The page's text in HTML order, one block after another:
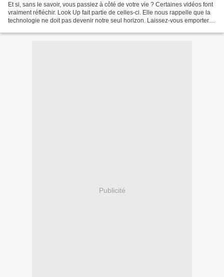
Et si, sans le savoir, vous passiez à côté de votre vie ? Certaines vidéos font
vraiment réfléchir. Look Up fait partie de celles-ci. Elle nous rappelle que la
technologie ne doit pas devenir notre seul horizon. Laissez-vous emporter
Publicité